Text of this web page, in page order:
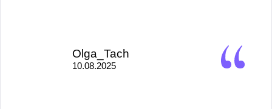
Olga_Tach
10.08.2025